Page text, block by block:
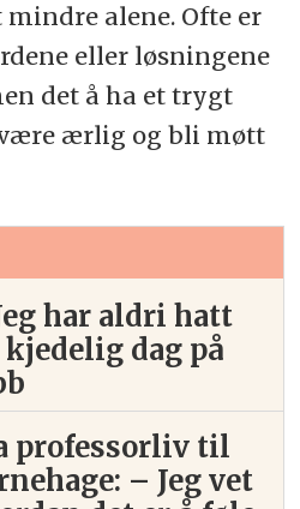
alene. Ofte er
eller løsningene
det å ha et trygt
ærlig og bli møtt
har aldri hatt
kjedelig dag på
professorliv til
– Jeg vet